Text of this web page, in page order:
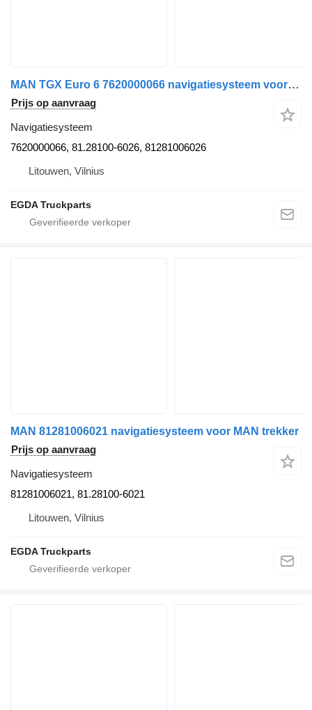
MAN TGX Euro 6 7620000066 navigatiesysteem voor MAN trekker
Prijs op aanvraag
Navigatiesysteem
7620000066, 81.28100-6026, 81281006026
Litouwen, Vilnius
EGDA Truckparts
MAN 81281006021 navigatiesysteem voor MAN trekker
Prijs op aanvraag
Navigatiesysteem
81281006021, 81.28100-6021
Litouwen, Vilnius
EGDA Truckparts